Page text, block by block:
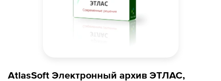
AtlasSoft Электронный архив ЭТЛАС,